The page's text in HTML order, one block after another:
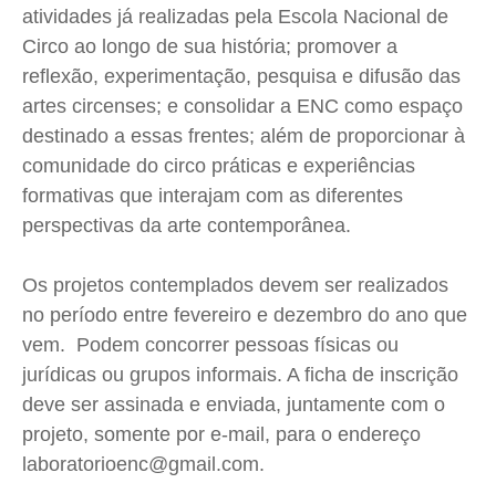
Publicidade Legal
Anuncie
Expediente
Contato
Termos de Uso
Publicidade Legal
Anuncie
Expediente
Contato
Termos de Uso
Publicidade Legal
Anuncie
Expediente
Contato
Termos de Uso
Publicidade Legal
Anuncie
Expediente
Contato
Termos de Uso
atividades já realizadas pela Escola Nacional de
Circo ao longo de sua história; promover a
reflexão, experimentação, pesquisa e difusão das
artes circenses; e consolidar a ENC como espaço
destinado a essas frentes; além de proporcionar à
comunidade do circo práticas e experiências
formativas que interajam com as diferentes
perspectivas da arte contemporânea.
Os projetos contemplados devem ser realizados
no período entre fevereiro e dezembro do ano que
vem. Podem concorrer pessoas físicas ou
jurídicas ou grupos informais. A ficha de inscrição
deve ser assinada e enviada, juntamente com o
projeto, somente por e-mail, para o endereço
laboratorioenc@gmail.com.